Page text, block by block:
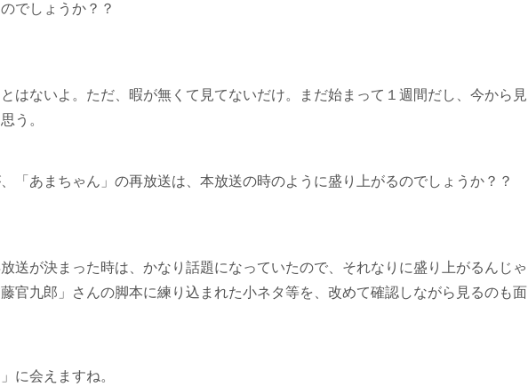
でしょうか？？
はないよ。ただ、暇が無くて見てないだけ。まだ始まって１週間だし、今から見
う。
「あまちゃん」の再放送は、本放送の時のように盛り上がるのでしょうか？？
送が決まった時は、かなり話題になっていたので、それなりに盛り上がるんじゃ
官九郎」さんの脚本に練り込まれた小ネタ等を、改めて確認しながら見るのも面
に会えますね。